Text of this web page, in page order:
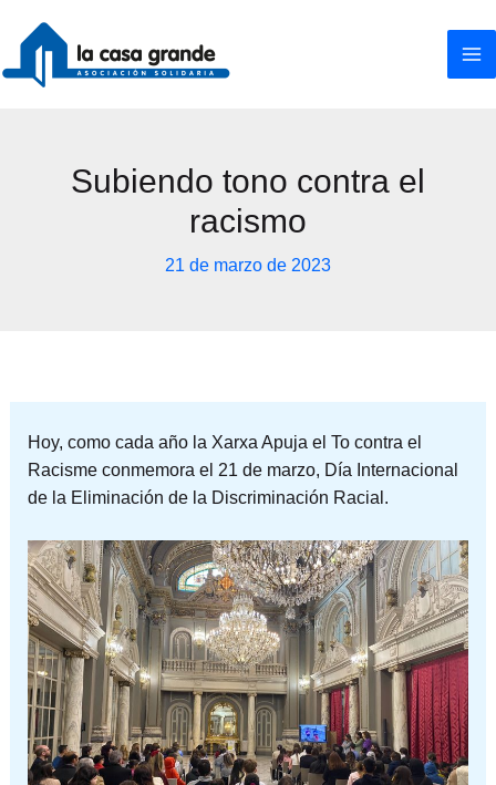
contenido
Subiendo tono contra el
racismo
21 de marzo de 2023
Hoy, como cada año la Xarxa Apuja el To contra el
Racisme conmemora el 21 de marzo, Día Internacional
de la Eliminación de la Discriminación Racial.